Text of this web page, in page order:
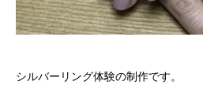
シルバーリング体験の制作です。